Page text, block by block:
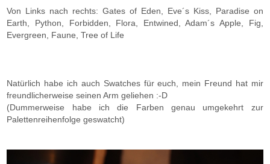
Von Links nach rechts: Gates of Eden, Eve´s Kiss, Paradise on
Earth, Python, Forbidden, Flora, Entwined, Adam´s Apple, Fig,
Evergreen, Faune, Tree of Life
Natürlich habe ich auch Swatches für euch, mein Freund hat mir
freundlicherweise seinen Arm geliehen :-D
(Dummerweise habe ich die Farben genau umgekehrt zur
Palettenreihenfolge geswatcht)